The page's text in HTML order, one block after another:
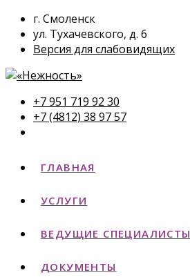
г. Смоленск
ул. Тухачевского, д. 6
Версия для слабовидящих
+7 951 719 92 30
+7 (4812) 38 97 57
ГЛАВНАЯ
УСЛУГИ
ВЕДУЩИЕ СПЕЦИАЛИСТЫ
ДОКУМЕНТЫ